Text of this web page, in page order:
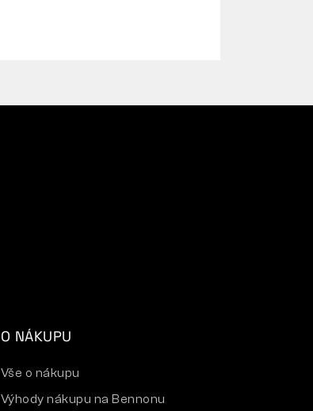
O NÁKUPU
Vše o nákupu
Výhody nákupu na Bennonu